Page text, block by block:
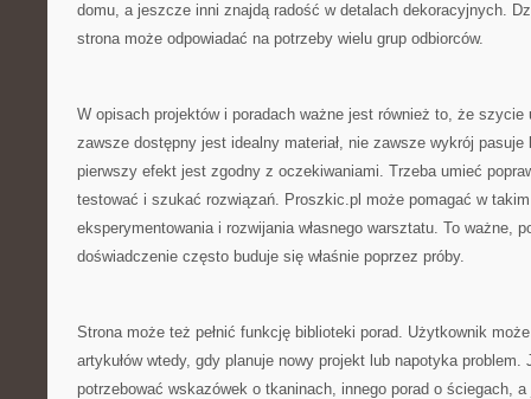
domu, a jeszcze inni znajdą radość w detalach dekoracyjnych.
strona może odpowiadać na potrzeby wielu grup odbiorców.
W opisach projektów i poradach ważne jest również to, że
zawsze dostępny jest idealny materiał, nie zawsze wykrój
pierwszy efekt jest zgodny z oczekiwaniami. Trzeba umieć
testować i szukać rozwiązań. Proszkic.pl może pomagać w
eksperymentowania i rozwijania własnego warsztatu. To ważne,
doświadczenie często buduje się właśnie poprzez próby.
Strona może też pełnić funkcję biblioteki porad. Użytkownik
artykułów wtedy, gdy planuje nowy projekt lub napotyka problem.
potrzebować wskazówek o tkaninach, innego porad o ściegach,